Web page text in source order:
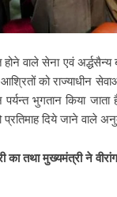
होने वाले सेना एवं
को राज्याधीन
पर्यन्त भुगतान किया
प्रतिमाह दिये जाने वाले
का तथा मुख्यमंत्री ने